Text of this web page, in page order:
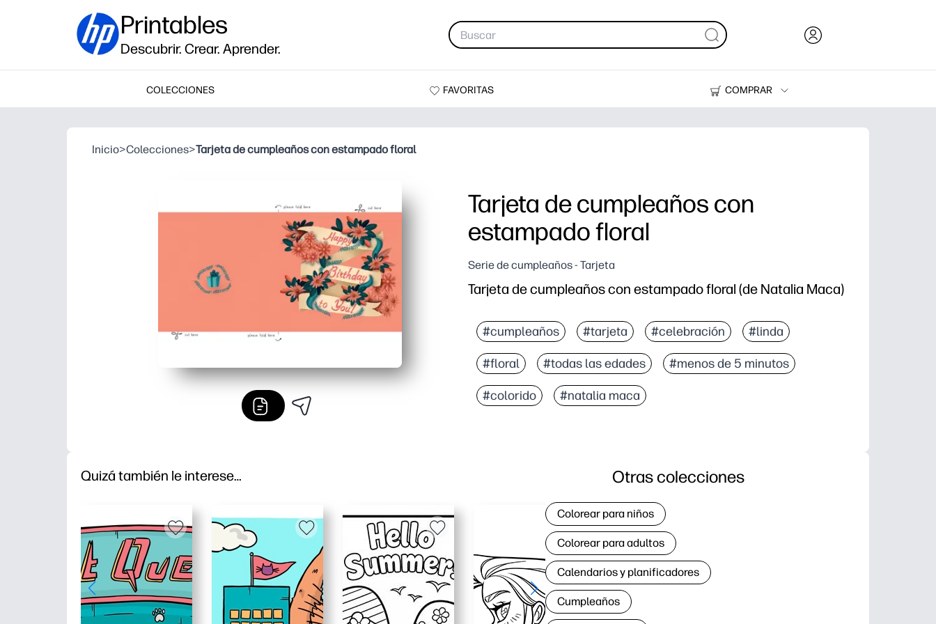
Printables
Descubrir. Crear. Aprender.
COLECCIONES FAVORITAS
COMPRAR
Impresoras
Inicio>Colecciones>Tarjeta de cumpleaños con estampado floral
Tarjeta de cumpleaños con
estampado floral
Serie de cumpleaños - Tarjeta
Tarjeta de cumpleaños con estampado floral (de Natalia Maca)
#cumpleaños #tarjeta #celebración #linda
#floral #todas las edades #menos de 5 minutos
#colorido #natalia maca
Quizá también le interese… Otras colecciones
Colorear para niños
Colorear para adultos
Calendarios y planificadores
Cumpleaños